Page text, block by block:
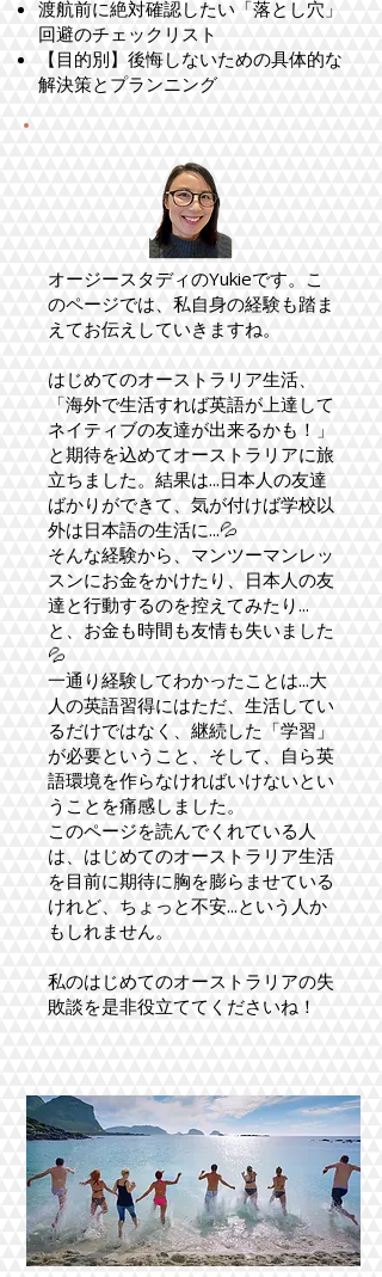
渡航前に絶対確認したい「落とし穴」
回避のチェックリスト
【目的別】後悔しないための具体的な
解決策とプランニング
オージースタディのYukieです。こ
のページでは、私自身の経験も踏ま
えてお伝えしていきますね。
はじめてのオーストラリア生活、
「海外で生活すれば英語が上達して
ネイティブの友達が出来るかも！」
と期待を込めてオーストラリアに旅
立ちました。結果は...日本人の友達
ばかりができて、気が付けば学校以
外は日本語の生活に...💦
そんな経験から、マンツーマンレッ
スンにお金をかけたり、日本人の友
達と行動するのを控えてみたり...
と、お金も時間も友情も失いました
💦
一通り経験してわかったことは...大
人の英語習得にはただ、生活してい
るだけではなく、継続した「学習」
が必要ということ、そして、自ら英
語環境を作らなければいけないとい
うことを痛感しました​。
このページを読んでくれている人
は、はじめてのオーストラリア生活
を目前に期待に胸を膨らませている
けれど、ちょっと不安...という人か
もしれません。
​私のはじめてのオーストラリアの失
敗談を是非役立ててくださいね！